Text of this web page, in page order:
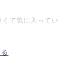
て気に入ってい
・シアサッカー/